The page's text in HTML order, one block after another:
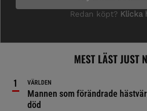
MEST LÄST JUST
VÄRLDEN
Mannen som förändrade
död